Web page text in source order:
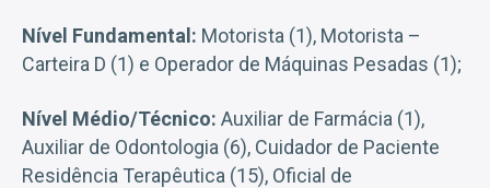
Nível Fundamental: Motorista (1), Motorista –
Carteira D (1) e Operador de Máquinas Pesadas (1);
Nível Médio/Técnico: Auxiliar de Farmácia (1),
Auxiliar de Odontologia (6), Cuidador de Paciente
Residência Terapêutica (15), Oficial de